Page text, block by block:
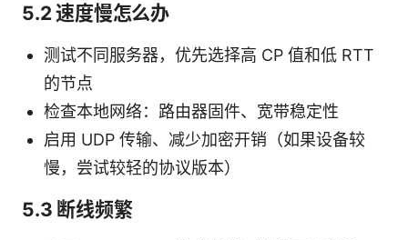
5.2 速度慢怎么办
测试不同服务器，优先选择高 CP 值和低 RTT
的节点
检查本地网络：路由器固件、宽带稳定性
启用 UDP 传输、减少加密开销（如果设备较
慢，尝试较轻的协议版本）
5.3 断线频繁